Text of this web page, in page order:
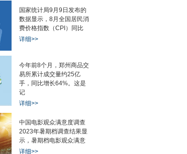
国家统计局9月9日发布的
数据显示，8月全国居民消
费价格指数（CPI）同比
详细>>
今年前8个月，郑州商品交
易所累计成交量约25亿
手，同比增长64%。这是
记
详细>>
中国电影观众满意度调查
2023年暑期档调查结果显
示，暑期档电影观众满意
详细>>